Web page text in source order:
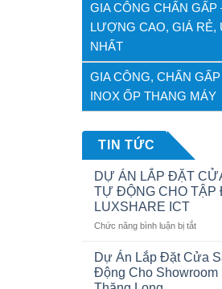
GIA CÔNG CHẤN GẤP
LƯỢNG CAO, GIÁ RẺ,
NHẤT
GIA CÔNG, CHẤN
INOX ỐP THANG MÁY
TIN TỨC
DỰ ÁN LẮP ĐẶT
TỰ ĐỘNG CHO TẬP
LUXSHARE ICT
Chức năng bình luận bị tắtở
ÁN
ĐẶT
Dự Án Lắp Đặt Cửa
Động Cho Showroom